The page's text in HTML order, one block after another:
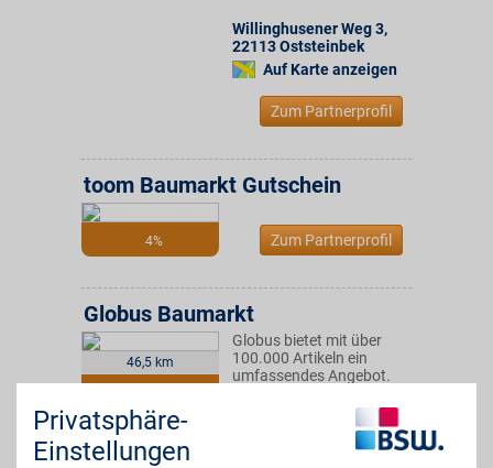
Willinghusener Weg 3,
22113Oststeinbek
Auf Karte anzeigen
Zum Partnerprofil
4%
toom Baumarkt Gutschein
Zum Partnerprofil
46,5 km
Globus Baumarkt
Globus bietet mit über
100.000 Artikeln ein
umfassendes Angebot.
Anfänger bis zum Profi,
Privatsphäre-
Einstellungen